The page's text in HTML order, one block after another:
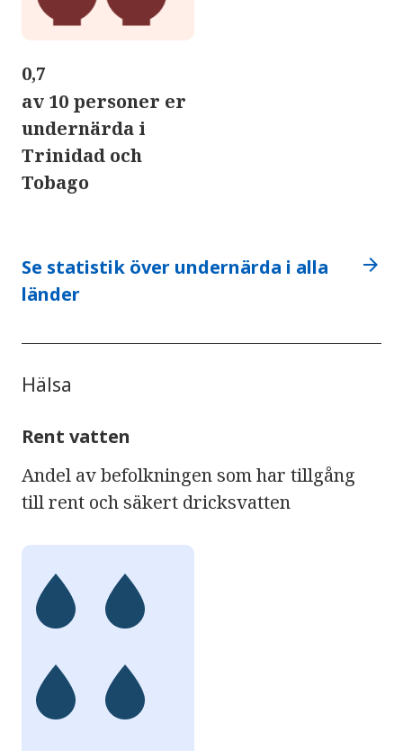
0,7
av 10 personer er
undernärda i
Trinidad och
Tobago
Se statistik över undernärda i alla
länder
arrow_forward
Hälsa
Rent vatten
Andel av befolkningen som har tillgång
till rent och säkert dricksvatten